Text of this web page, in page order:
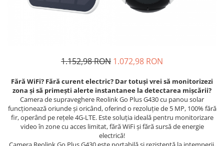
1.152,98 RON 1.072,98 RON
Fără WiFi? Fără curent electric? Dar totuși vrei să monitorizezi
zona și să primești alerte instantanee la detectarea mișcării?
Camera de supraveghere Reolink Go Plus G430 cu panou solar
funcționează oriunde și oricând, oferind o rezoluție de 5 MP, 100% fără
fir, operând pe rețele 4G-LTE. Este soluția ideală pentru monitorizare
video în zone cu acces limitat, fără WiFi și fără sursă de energie
electrică!